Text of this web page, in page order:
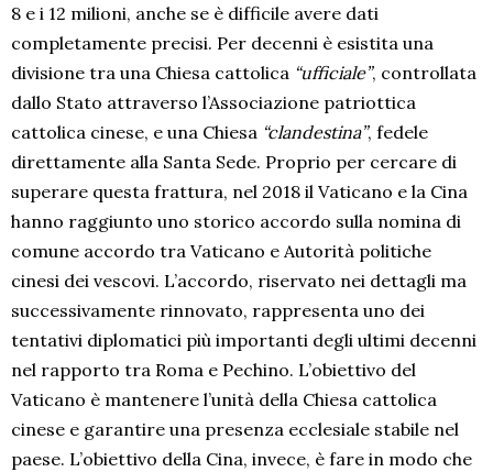
8 e i 12 milioni, anche se è difficile avere dati
completamente precisi. Per decenni è esistita una
divisione tra una Chiesa cattolica “ufficiale”, controllata
dallo Stato attraverso l’Associazione patriottica
cattolica cinese, e una Chiesa “clandestina”, fedele
direttamente alla Santa Sede. Proprio per cercare di
superare questa frattura, nel 2018 il Vaticano e la Cina
hanno raggiunto uno storico accordo sulla nomina di
comune accordo tra Vaticano e Autorità politiche
cinesi dei vescovi. L’accordo, riservato nei dettagli ma
successivamente rinnovato, rappresenta uno dei
tentativi diplomatici più importanti degli ultimi decenni
nel rapporto tra Roma e Pechino. L’obiettivo del
Vaticano è mantenere l’unità della Chiesa cattolica
cinese e garantire una presenza ecclesiale stabile nel
paese. L’obiettivo della Cina, invece, è fare in modo che